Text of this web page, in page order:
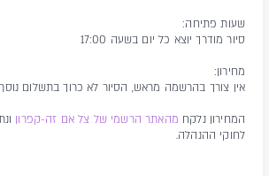
שעות פתיחה:
סיור מודרך יוצא כל יום בשעה 17:00
מחירון:
אין צורך בהרשמה מראש, הסיור לא כרוך בתשלום נוסף
המחירון נלקח מהאתר הרשמי של צל אם זה-קפרון
לחוקי ההנהלה.